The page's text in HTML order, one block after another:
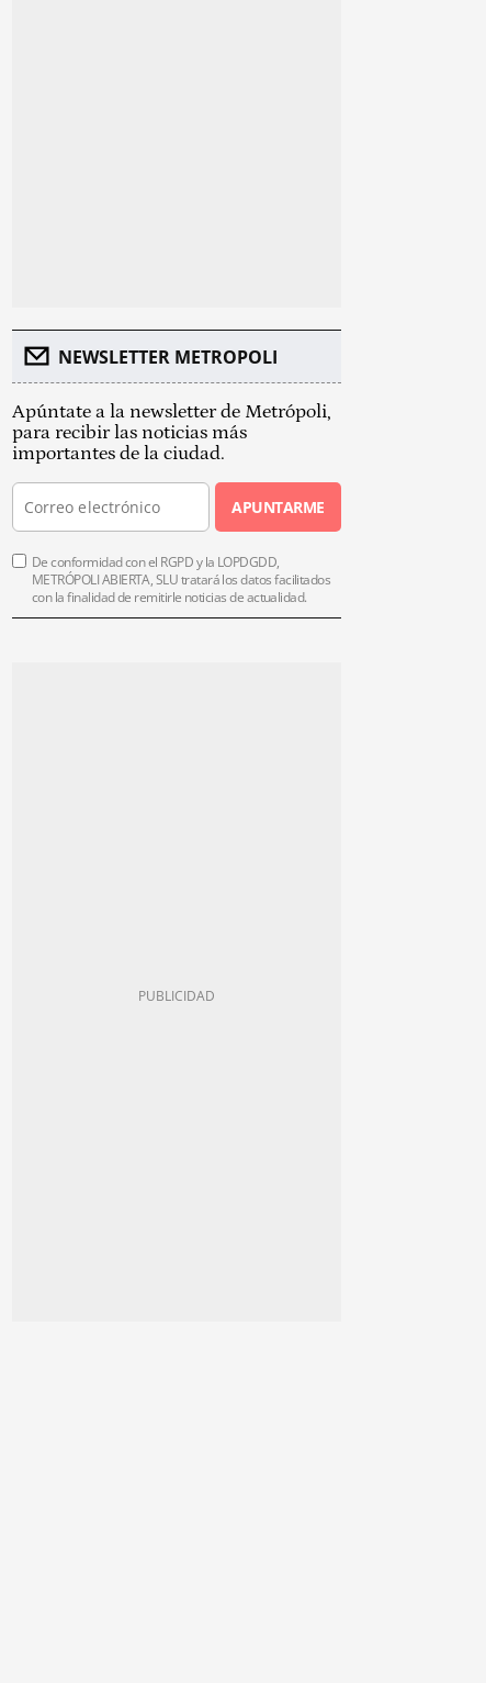
NEWSLETTER METROPOLI
Apúntate a la newsletter de Metrópoli,
para recibir las noticias más
importantes de la ciudad.
APUNTARME
De conformidad con el RGPD y la LOPDGDD,
METRÓPOLI ABIERTA, SLU tratará los datos facilitados
con la finalidad de remitirle noticias de actualidad.